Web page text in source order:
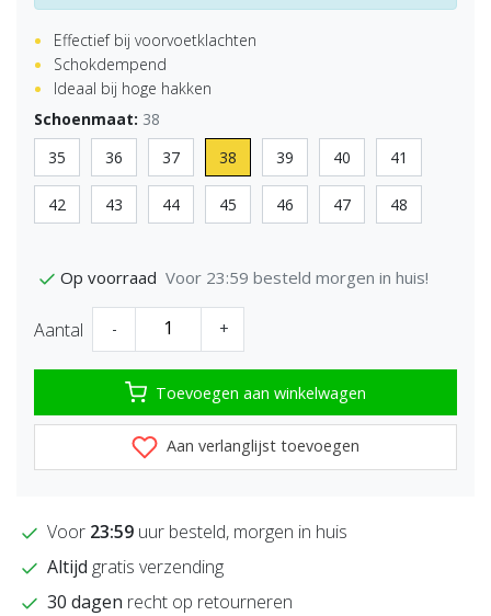
Effectief bij voorvoetklachten
Schokdempend
Ideaal bij hoge hakken
Schoenmaat: 38
35
36 37 38 39 40 41
42 43 44 45 46 47 48
Op voorraad Voor 23:59 besteld morgen in huis!
Aantal - +
Toevoegen aan winkelwagen
Aan verlanglijst toevoegen
Voor 23:59 uur besteld, morgen in huis
Altijd gratis verzending
30 dagen recht op retourneren